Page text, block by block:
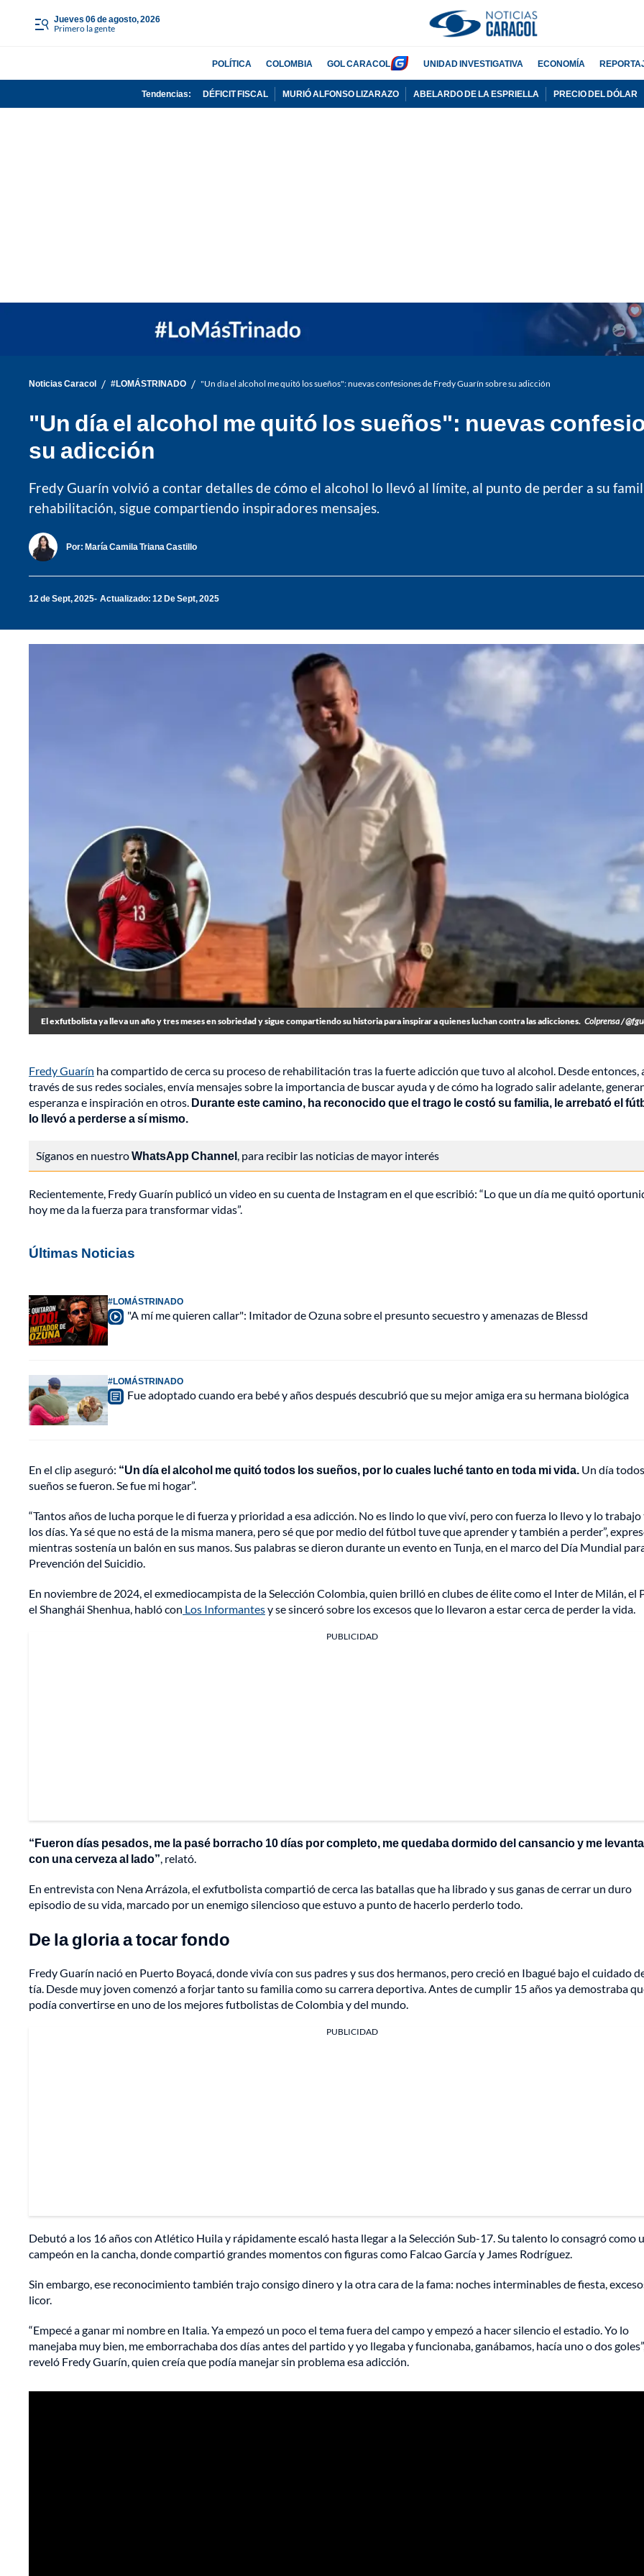
jueves 06 de agosto, 2026
Primero la gente
POLÍTICA COLOMBIA GOL CARACOL UNIDAD INVESTIGATIVA ECONOMÍA
Tendencias: DÉFICIT FISCAL MURIÓ ALFONSO LIZARAZO ABELARDO DE LA ESPRIELLA PRECIO DEL DÓLAR
Noticias Caracol / #LOMÁSTRINADO / "Un día el alcohol me quitó los sueños": nuevas confesiones de Fredy Guarín sobre su adicción
"Un día el alcohol me quitó los sueños": nuevas
su adicción
Fredy Guarín volvió a contar detalles de cómo el alcohol lo llevó al límite, al punto de perder a su
rehabilitación, sigue compartiendo inspiradores mensajes.
Por: María Camila Triana Castillo
12 de Sept, 2025 Actualizado: 12 De Sept, 2025
El exfutbolista ya lleva un año y tres meses en sobriedad y sigue compartiendo su historia para inspirar a quienes luchan contra las adicciones. Colprensa /
Fredy Guarín ha compartido de cerca su proceso de rehabilitación tras la fuerte adicción que tuvo al alcohol. Desde entonces,
través de sus redes sociales, envía mensajes sobre la importancia de buscar ayuda y de cómo ha logrado salir adelante,
esperanza e inspiración en otros. Durante este camino, ha reconocido que el trago le costó su familia, le arrebató el
lo llevó a perderse a sí mismo.
Síganos en nuestroWhatsApp Channel, para recibir las noticias de mayor interés
Recientemente, Fredy Guarín publicó un video en su cuenta de Instagram en el que escribió: “Lo que un día me quitó
hoy me da la fuerza para transformar vidas”.
Últimas Noticias
#LOMÁSTRINADO
"A mí me quieren callar": Imitador de Ozuna sobre el presunto secuestro y amenazas de Blessd
#LOMÁSTRINADO
Fue adoptado cuando era bebé y años después descubrió que su mejor amiga era su hermana biológica
En el clip aseguró: “Un día el alcohol me quitó todos los sueños, por lo cuales luché tanto en toda mi vida. Un día
sueños se fueron. Se fue mi hogar”.
“Tantos años de lucha porque le di fuerza y prioridad a esa adicción. No es lindo lo que viví, pero con fuerza lo llevo y lo
los días. Ya sé que no está de la misma manera, pero sé que por medio del fútbol tuve que aprender y también a perder”,
mientras sostenía un balón en sus manos. Sus palabras se dieron durante un evento en Tunja, en el marco del Día Mundial
Prevención del Suicidio.
En noviembre de 2024, el exmediocampista de la Selección Colombia, quien brilló en clubes de élite como el Inter de Milán, el
el Shanghái Shenhua, habló con Los Informantesy se sinceró sobre los excesos que lo llevaron a estar cerca de perder la vida.
PUBLICIDAD
“Fueron días pesados, me la pasé borracho 10 días por completo, me quedaba dormido del cansancio y me
con una cerveza al lado”, relató.
En entrevista con Nena Arrázola, el exfutbolista compartió de cerca las batallas que ha librado y sus ganas de cerrar un duro
episodio de su vida, marcado por un enemigo silencioso que estuvo a punto de hacerlo perderlo todo.
De la gloria a tocar fondo
Fredy Guarín nació en Puerto Boyacá, donde vivía con sus padres y sus dos hermanos, pero creció en Ibagué bajo el cuidado
tía. Desde muy joven comenzó a forjar tanto su familia como su carrera deportiva. Antes de cumplir 15 años ya demostraba
podía convertirse en uno de los mejores futbolistas de Colombia y del mundo.
PUBLICIDAD
Debutó a los 16 años con Atlético Huila y rápidamente escaló hasta llegar a la Selección Sub-17. Su talento lo consagró como
campeón en la cancha, donde compartió grandes momentos con figuras como Falcao García y James Rodríguez.
Sin embargo, ese reconocimiento también trajo consigo dinero y la otra cara de la fama: noches interminables de fiesta,
licor.
“Empecé a ganar mi nombre en Italia. Ya empezó un poco el tema fuera del campo y empezó a hacer silencio el estadio. Yo lo
manejaba muy bien, me emborrachaba dos días antes del partido y yo llegaba y funcionaba, ganábamos, hacía uno o dos
reveló Fredy Guarín, quien creía que podía manejar sin problema esa adicción.